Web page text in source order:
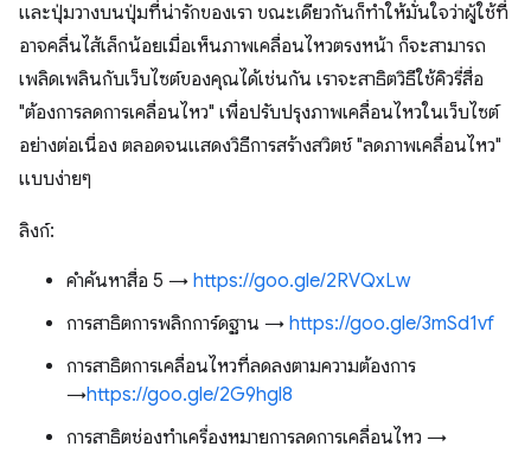
และปุ่มวางบนปุ่มที่น่ารักของเรา ขณะเดียวกันก็ทำให้มั่นใจว่าผู้ใช้ที่
อาจคลื่นไส้เล็กน้อยเมื่อเห็นภาพเคลื่อนไหวตรงหน้า ก็จะสามารถ
เพลิดเพลินกับเว็บไซต์ของคุณได้เช่นกัน เราจะสาธิตวิธีใช้คิวรี่สื่อ
"ต้องการลดการเคลื่อนไหว" เพื่อปรับปรุงภาพเคลื่อนไหวในเว็บไซต์
อย่างต่อเนื่อง ตลอดจนแสดงวิธีการสร้างสวิตช์ "ลดภาพเคลื่อนไหว"
แบบง่ายๆ
ลิงก์:
คำค้นหาสื่อ 5 → https://goo.gle/2RVQxLw
การสาธิตการพลิกการ์ดฐาน → https://goo.gle/3mSd1vf
การสาธิตการเคลื่อนไหวที่ลดลงตามความต้องการ
→https://goo.gle/2G9hgl8
การสาธิตช่องทำเครื่องหมายการลดการเคลื่อนไหว →